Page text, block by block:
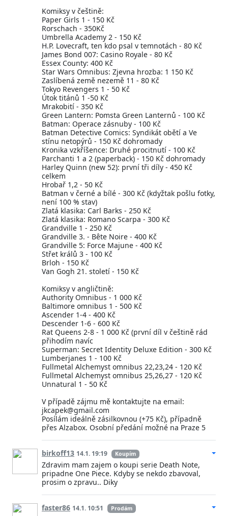
Komiksy v češtině:
Paper Girls 1 - 150 Kč
Rorschach - 350Kč
Umbrella Academy 2 - 150 Kč
H.P. Lovecraft, ten kdo psal v temnotách - 80 Kč
James Bond 007: Casino Royale - 80 Kč
Essex County: 400 Kč
Star Wars Omnibus: Zjevna hrozba: 1 150 Kč
Zaslíbená země nezemě 11 - 80 Kč
Tokyo Revengers 1 - 50 Kč
Útok titánů 1 -50 Kč
Mrakobití - 350 Kč
Green Lantern: Pomsta Green Lanternů - 100 Kč
Batman: Operace zásnuby - 100 Kč
Batman Detective Comics: Syndikát obětí a Ve
stínu netopýrů - 150 Kč dohromady
Kronika vzkříšence: Druhé procitnutí - 100 Kč
Parchanti 1 a 2 (paperback) - 150 Kč dohromady
Harley Quinn (new 52): první tři díly - 450 Kč
celkem
Hrobař 1,2 - 50 Kč
Batman v černé a bílé - 300 Kč (kdyžtak pošlu fotky,
není 100 % stav)
Zlatá klasika: Carl Barks - 250 Kč
Zlatá klasika: Romano Scarpa - 300 Kč
Grandville 1 - 250 Kč
Grandville 3. - Bête Noire - 400 Kč
Grandville 5: Force Majune - 400 Kč
Střet králů 3 - 100 Kč
Brloh - 150 Kč
Van Gogh 21. století - 150 Kč
Komiksy v angličtině:
Authority Omnibus - 1 000 Kč
Baltimore omnibus 1 - 500 Kč
Ascender 1-4 - 400 Kč
Descender 1-6 - 600 Kč
Rat Queens 2-8 - 1 000 Kč (první díl v češtině rád
přihodím navíc
Superman: Secret Identity Deluxe Edition - 300 Kč
Lumberjanes 1 - 100 Kč
Fullmetal Alchemyst omnibus 22,23,24 - 120 Kč
Fullmetal Alchemyst omnibus 25,26,27 - 120 Kč
Unnatural 1 - 50 Kč
V případě zájmu mě kontaktujte na email:
jkcapek@gmail.com
Posílám ideálně zásilkovnou (+75 Kč), případně
přes Alzabox. Osobní předání možné na Praze 5
birkoff13 14.1. 19:19 Koupím
Zdravim mam zajem o koupi serie Death Note,
pripadne One Piece. Kdyby se nekdo zbavoval,
prosim o zpravu.. Diky
faster86 14.1. 10:51 Prodám